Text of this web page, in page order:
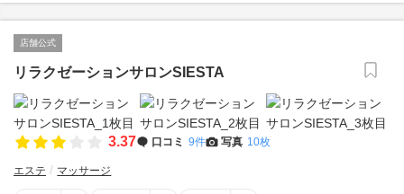
店舗公式
リラクゼーションサロンSIESTA
3.37 口コミ 9件 写真 10枚
エステ マッサージ